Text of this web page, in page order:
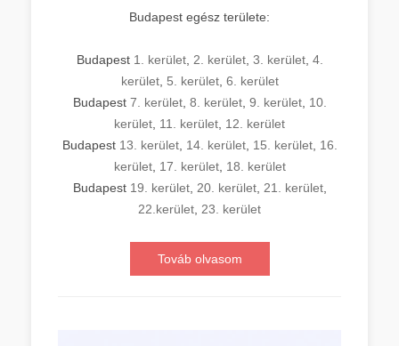
Budapest egész területe:
Budapest 1. kerület, 2. kerület, 3. kerület, 4.
kerület, 5. kerület, 6. kerület
Budapest 7. kerület, 8. kerület, 9. kerület, 10.
kerület 11. kerület 12. kerület
Budapest 13. kerület, 14. kerület, 15. kerület, 16.
kerület, 17. kerület, 18. kerület
Budapest 19. kerület, 20. kerület, 21. kerület,
22.kerület 23. kerület
Továb olvasom